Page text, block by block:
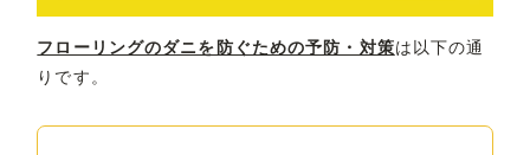
フローリングのダニを防ぐための予防・対策は以下の通
りです。